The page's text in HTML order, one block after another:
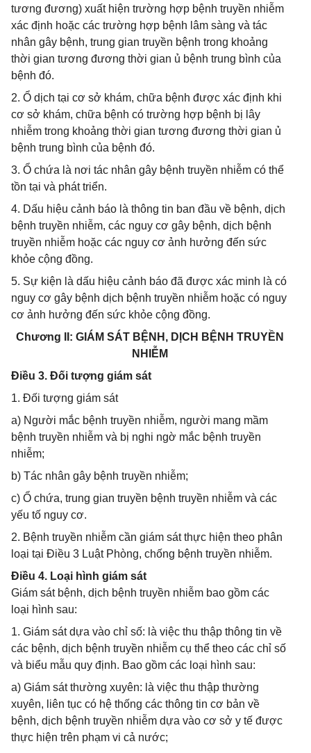
tương đương) xuất hiện trường hợp bệnh truyền nhiễm
xác định hoặc các trường hợp bệnh lâm sàng và tác
nhân gây bệnh, trung gian truyền bệnh trong khoảng
thời gian tương đương thời gian ủ bệnh trung bình của
bệnh đó.
2. Ổ dịch tại cơ sở khám, chữa bệnh được xác định khi
cơ sở khám, chữa bệnh có trường hợp bệnh bị lây
nhiễm trong khoảng thời gian tương đương thời gian ủ
bệnh trung bình của bệnh đó.
3. Ổ chứa là nơi tác nhân gây bệnh truyền nhiễm có thể
tồn tại và phát triển.
4. Dấu hiệu cảnh báo là thông tin ban đầu về bệnh, dịch
bệnh truyền nhiễm, các nguy cơ gây bệnh, dịch bệnh
truyền nhiễm hoặc các nguy cơ ảnh hưởng đến sức
khỏe cộng đồng.
5. Sự kiện là dấu hiệu cảnh báo đã được xác minh là có
nguy cơ gây bệnh dịch bệnh truyền nhiễm hoặc có nguy
cơ ảnh hưởng đến sức khỏe cộng đồng.
Chương II: GIÁM SÁT BỆNH, DỊCH BỆNH TRUYỀN
NHIỄM
Điều 3. Đối tượng giám sát
1. Đối tượng giám sát
a) Người mắc bệnh truyền nhiễm, người mang mầm
bệnh truyền nhiễm và bị nghi ngờ mắc bệnh truyền
nhiễm;
b) Tác nhân gây bệnh truyền nhiễm;
c) Ổ chứa, trung gian truyền bệnh truyền nhiễm và các
yếu tố nguy cơ.
2. Bệnh truyền nhiễm cần giám sát thực hiện theo phân
loại tại Điều 3 Luật Phòng, chống bệnh truyền nhiễm.
Điều 4. Loại hình giám sát
Giám sát bệnh, dịch bệnh truyền nhiễm bao gồm các
loại hình sau:
1. Giám sát dựa vào chỉ số: là việc thu thập thông tin về
các bệnh, dịch bệnh truyền nhiễm cụ thể theo các chỉ số
và biểu mẫu quy định. Bao gồm các loại hình sau:
a) Giám sát thường xuyên: là việc thu thập thường
xuyên, liên tục có hệ thống các thông tin cơ bản về
bệnh, dịch bệnh truyền nhiễm dựa vào cơ sở y tế được
thực hiện trên phạm vi cả nước;